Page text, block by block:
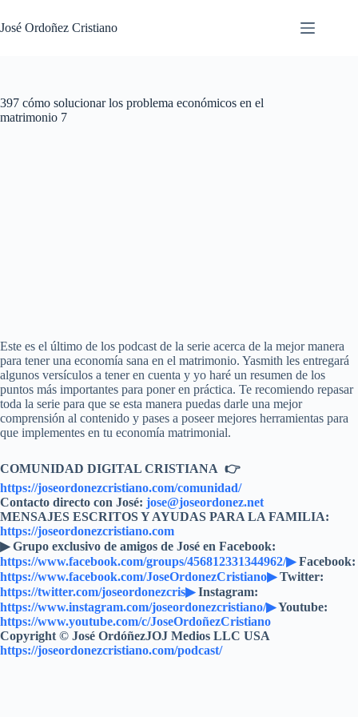
al
contenido
José Ordoñez Cristiano
397 cómo solucionar los problema económicos en el
matrimonio 7
Este es el último de los podcast de la serie acerca de la mejor manera
para tener una economía sana en el matrimonio. Yasmith les entregará
algunos versículos a tener en cuenta y yo haré un resumen de los
puntos más importantes para poner en práctica. Te recomiendo repasar
toda la serie para que se esta manera puedas darle una mejor
comprensión al contenido y pases a poseer mejores herramientas para
que implementes en tu economía matrimonial.
COMUNIDAD DIGITAL CRISTIANA 👉
https://joseordonezcristiano.com/comunidad/
Contacto directo con José: jose@joseordonez.net
MENSAJES ESCRITOS Y AYUDAS PARA LA FAMILIA:
https://joseordonezcristiano.com
▶︎ Grupo exclusivo de amigos de José en Facebook:
https://www.facebook.com/groups/456812331344962/▶Facebook:
https://www.facebook.com/JoseOrdonezCristiano▶Twitter:
https://twitter.com/joseordonezcris▶Instagram:
https://www.instagram.com/joseordonezcristiano/▶Youtube:
https://www.youtube.com/c/JoseOrdoñezCristiano
Copyright © José OrdóñezJOJ Medios LLC USA
https://joseordonezcristiano.com/podcast/